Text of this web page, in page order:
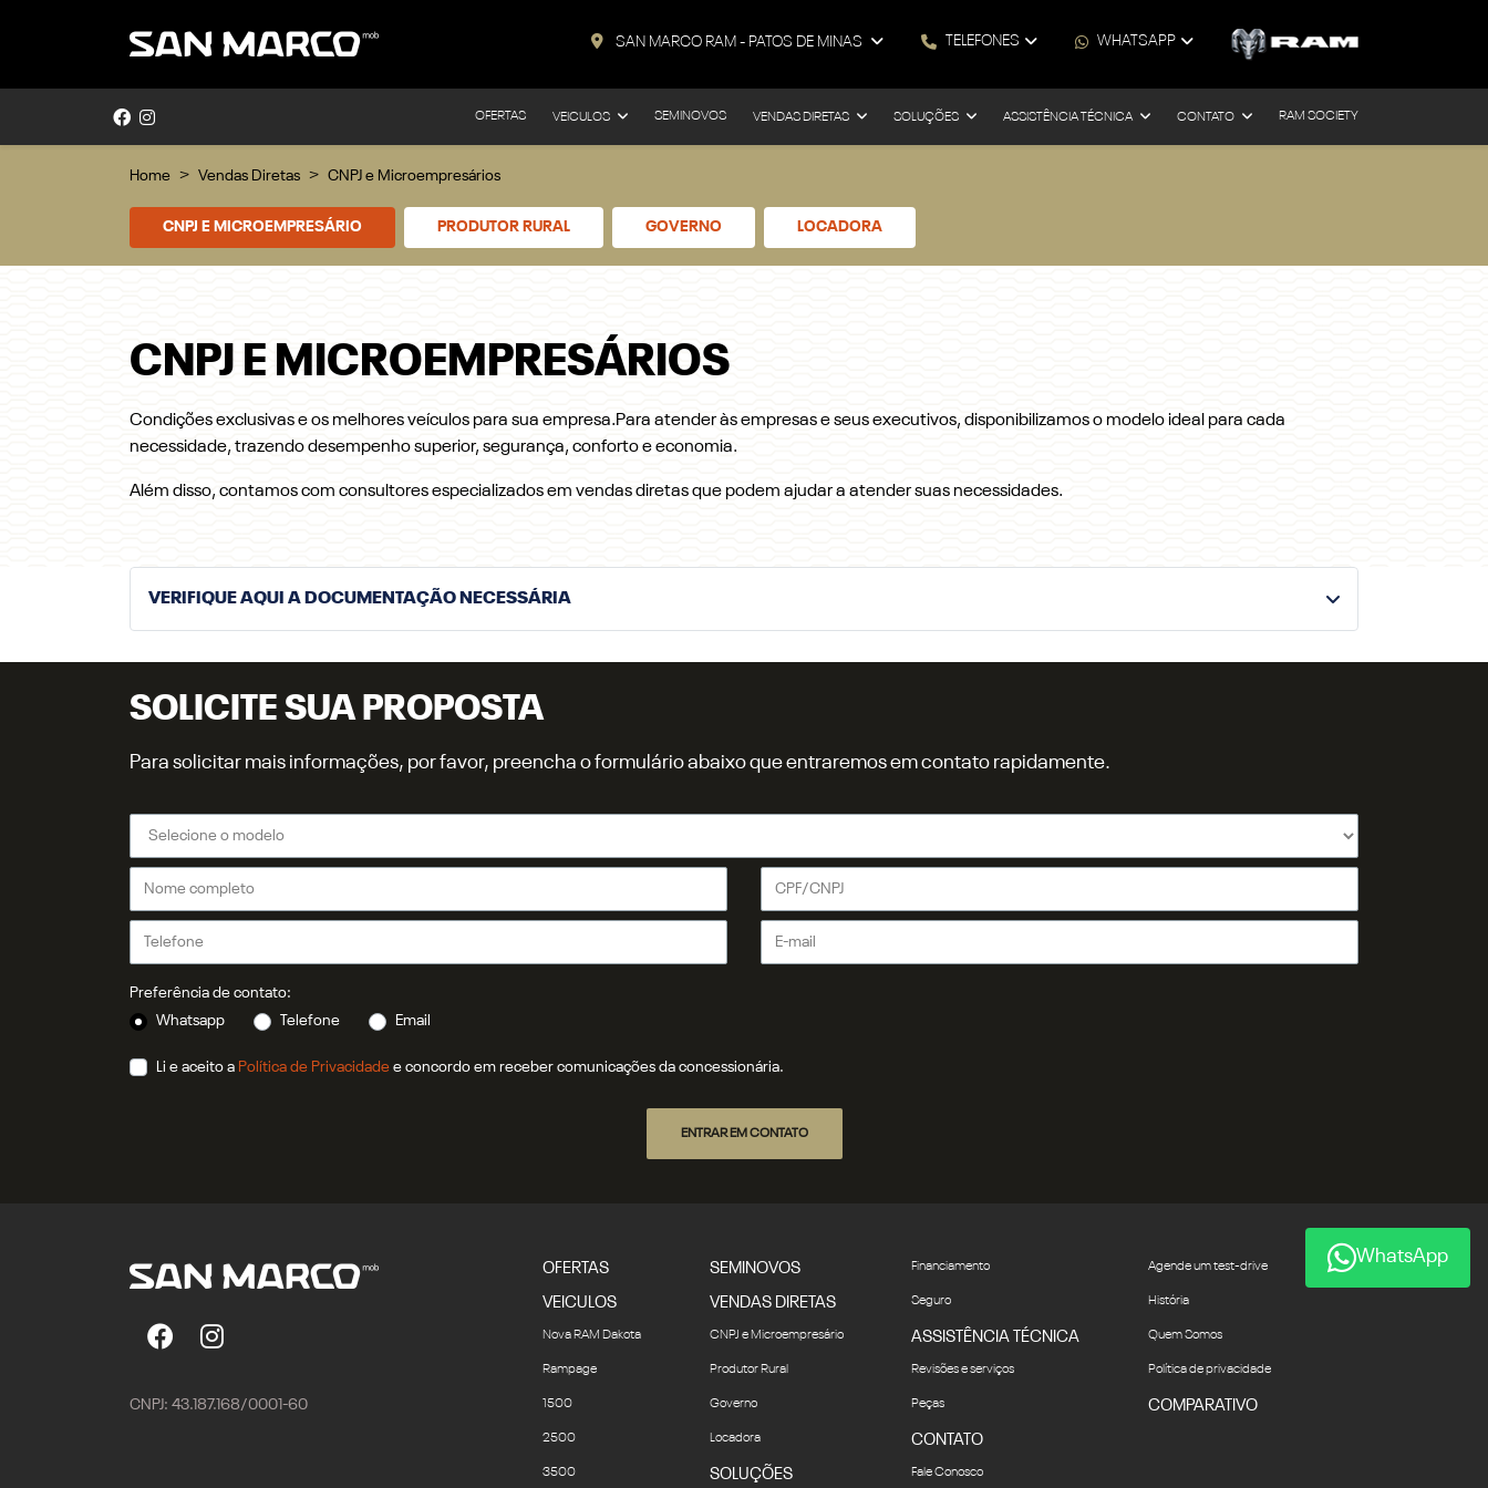
SAN MARCO RAM - PATOS DE MINAS TELEFONES WHATSAPP
OFERTAS VEICULOS SEMINOVOS VENDAS DIRETAS SOLUÇÕES ASSISTÊNCIA TÉCNICA CONTATO RAM SOCIETY
Home Vendas Diretas CNPJ e Microempresários
CNPJ E MICROEMPRESÁRIO PRODUTOR RURAL GOVERNO LOCADORA
CNPJ E MICROEMPRESÁRIOS
Condições exclusivas e os melhores veículos para sua empresa.Para atender às empresas e seus executivos, disponibilizamos o modelo ideal para cada
necessidade, trazendo desempenho superior, segurança, conforto e economia.
Além disso, contamos com consultores especializados em vendas diretas que podem ajudar a atender suas necessidades.
VERIFIQUE AQUI A DOCUMENTAÇÃO NECESSÁRIA
SOLICITE SUA PROPOSTA
Para solicitar mais informações, por favor, preencha o formulário abaixo que entraremos em contato rapidamente.
Preferência de contato:
Whatsapp
Telefone Email
Li e aceito a Política de Privacidade e concordo em receber comunicações da concessionária.
ENTRAR EM CONTATO
CNPJ: 43.187.168/0001-60
OFERTAS
VEICULOS
Nova RAM Dakota
Rampage
1500
2500
3500
SEMINOVOS
VENDAS DIRETAS
CNPJ e Microempresário
Produtor Rural
Governo
Locadora
SOLUÇÕES
Financiamento
Seguro
ASSISTÊNCIA TÉCNICA
Revisões e serviços
Peças
CONTATO
Fale Conosco
Agende um test-drive
História
Quem Somos
Política de privacidade
COMPARATIVO
WhatsApp